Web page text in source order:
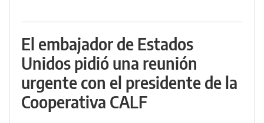
El embajador de Estados
Unidos pidió una reunión
urgente con el presidente de la
Cooperativa CALF